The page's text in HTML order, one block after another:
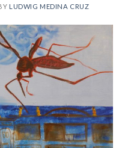
LUDWIG MEDINA CRUZ